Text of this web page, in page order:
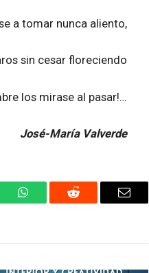
a tomar nunca aliento,
sin cesar floreciendo
los mirase al pasar!…
José-María Valverde
WhatsAppReddit Email